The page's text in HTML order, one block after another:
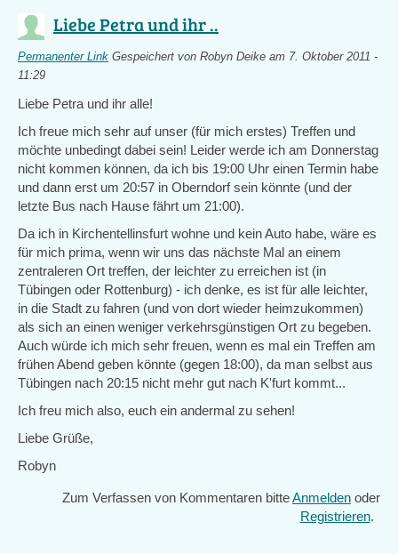
Liebe Petra und ihr ..
Permanenter Link Gespeichert von Robyn Deike am 7. Oktober 2011 -
11:29
Liebe Petra und ihr alle!
Ich freue mich sehr auf unser (für mich erstes) Treffen und
möchte unbedingt dabei sein! Leider werde ich am Donnerstag
nicht kommen können, da ich bis 19:00 Uhr einen Termin habe
und dann erst um 20:57 in Oberndorf sein könnte (und der
letzte Bus nach Hause fährt um 21:00).
Da ich in Kirchentellinsfurt wohne und kein Auto habe, wäre es
für mich prima, wenn wir uns das nächste Mal an einem
zentraleren Ort treffen, der leichter zu erreichen ist (in
Tübingen oder Rottenburg) - ich denke, es ist für alle leichter,
in die Stadt zu fahren (und von dort wieder heimzukommen)
als sich an einen weniger verkehrsgünstigen Ort zu begeben.
Auch würde ich mich sehr freuen, wenn es mal ein Treffen am
frühen Abend geben könnte (gegen 18:00), da man selbst aus
Tübingen nach 20:15 nicht mehr gut nach K'furt kommt...
Ich freu mich also, euch ein andermal zu sehen!
Liebe Grüße,
Robyn
Zum Verfassen von Kommentaren bitteAnmelden oder
Registrieren.